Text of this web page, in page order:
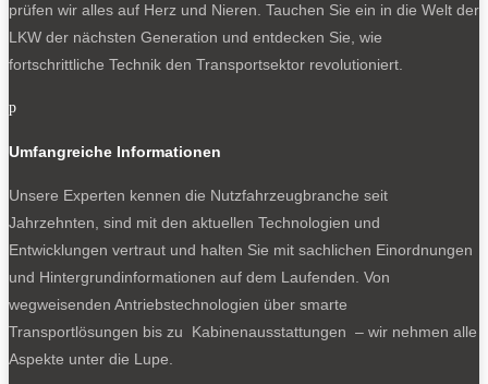
prüfen wir alles auf Herz und Nieren. Tauchen Sie ein in die Welt der
LKW der nächsten Generation und entdecken Sie, wie
fortschrittliche Technik den Transportsektor revolutioniert.
p
Umfangreiche Informationen
Unsere Experten kennen die Nutzfahrzeugbranche seit
Jahrzehnten, sind mit den aktuellen Technologien und
Entwicklungen vertraut und halten Sie mit sachlichen Einordnungen
und Hintergrundinformationen auf dem Laufenden. Von
wegweisenden Antriebstechnologien über smarte
Transportlösungen bis zu Kabinenausstattungen – wir nehmen alle
Aspekte unter die Lupe.